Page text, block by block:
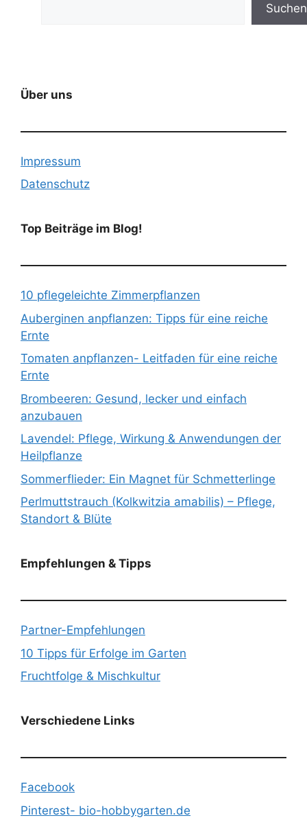
Suchen
Über uns
Impressum
Datenschutz
Top Beiträge im Blog!
10 pflegeleichte Zimmerpflanzen
Auberginen anpflanzen: Tipps für eine reiche
Ernte
Tomaten anpflanzen- Leitfaden für eine reiche
Ernte
Brombeeren: Gesund, lecker und einfach
anzubauen
Lavendel: Pflege, Wirkung & Anwendungen der
Heilpflanze
Sommerflieder: Ein Magnet für Schmetterlinge
Perlmuttstrauch (Kolkwitzia amabilis) – Pflege,
Standort & Blüte
Empfehlungen & Tipps
Partner-Empfehlungen
10 Tipps für Erfolge im Garten
Fruchtfolge & Mischkultur
Verschiedene Links
Facebook
Pinterest- bio-hobbygarten.de